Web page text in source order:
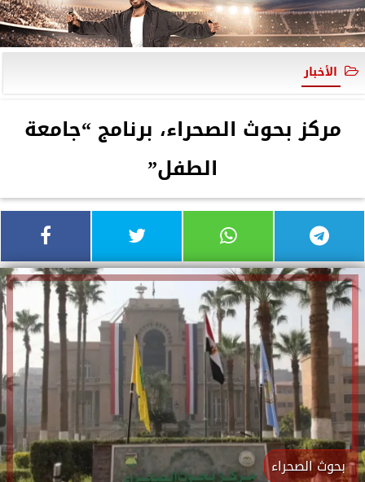
الأخبار
مركز بحوث الصحراء، برنامج “جامعة
الطفل”
بحوث الصحراء